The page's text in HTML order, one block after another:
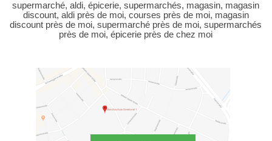
supermarché, aldi, épicerie, supermarchés, magasin, magasin
discount, aldi près de moi, courses près de moi, magasin
discount près de moi, supermarché près de moi, supermarchés
près de moi, épicerie près de chez moi